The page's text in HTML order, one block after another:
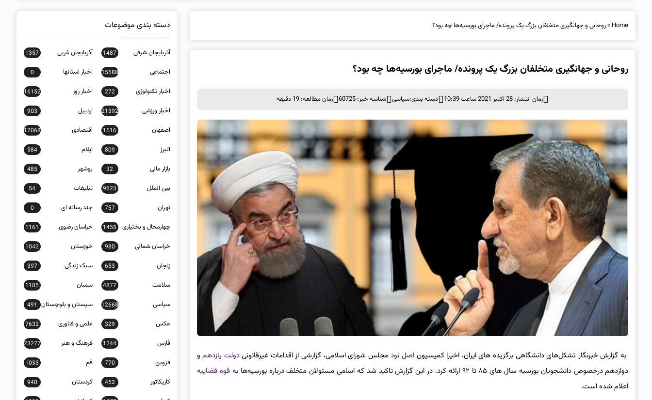
Home
»روحانی و جهانگیری متخلفان بزرگ یک پرونده/ ماجرای بورسیه‌ها چه بود؟
روحانی و جهانگیری متخلفان بزرگ یک پرونده/ ماجرای بورسیه‌ها چه بود؟
زمان انتشار: 28 اکتبر 2021 ساعت 10:39 دسته بندی:سیاسی شناسه خبر: 60725 زمان مطالعه: 19 دقیقه
به گزارش خبرنگار تشکل‌های دانشگاهی برگزیده های ایران، اخیرا کمیسیون اصل نودمجلس شورای اسلامی، گزارشی از اقدامات غیرقانونیدولت یازدهمو
دوازدهم درخصوص دانشجویان بورسیه سال های ۸۵ تا ۹۲ ارائه کرد. در این گزارش تاکید شد که اسامی مسئولان متخلف درباره بورسیه‌ها به
قوه قضاییه
اعلام شده است.
دسته بندی موضوعات
آذربایجان شرقی 1487 آذربایجان غربی 1357
اجتماعی 15588 اخبار استانها 0
اخبار تکنولوژی 272 اخبار روز 16152
اخبار ورزشی 21392 اردبیل 903
اصفهان 1616 اقتصادی 12068
البرز 809 ایلام 584
بازار مالی 32 بوشهر 485
بین الملل 9623 تبلیغات 54
تهران 757 چند رسانه ای 0
چهارمحال و بختیاری 1455 خراسان رضوی 1161
خراسان شمالی 980 خوزستان 1042
زنجان 653 سبک زندگی 397
سلامت 4877 سمنان 1185
سیاسی 12668 سیستان و بلوچستان 491
عکس 329 علمی و فناوری 7632
فارس 1244 فرهنگ و هنر 23277
قزوین 770 قم 1033
کاریکاتور 452 کردستان 940